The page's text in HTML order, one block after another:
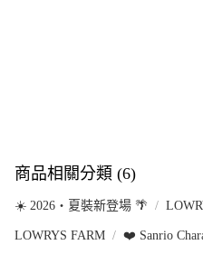
商品相關分類 (6)
☀️ 2026・夏裝新登場 🌴
LOWRYS FARM ❤️ Sanrio